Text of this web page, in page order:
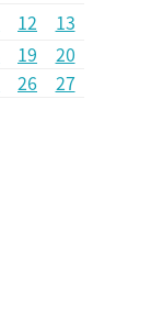
12
13
19
20
26
27